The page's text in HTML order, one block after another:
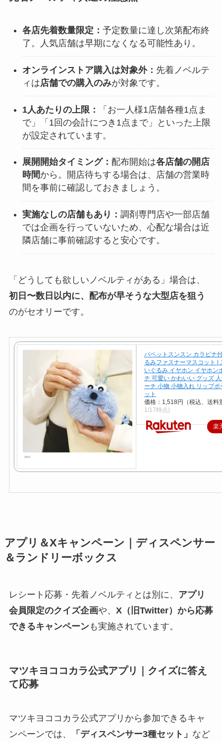
各店先着数量限定： 予定数量に達し次第配布終
了。人気店舗は早期になくなる可能性あり。
オンラインストア購入は対象外： 先着ノベルテ
ィは店舗での購入のみが対象です。
1人あたりの上限：
「お一人様1店舗各種1点ま
で」「1回の会計につき1点まで」といった上限
が設定されています。
展開開始タイミング： 配布開始は各店舗の開店
時間から。開店待ちする場合は、店舗の営業時
間を事前に確認しておきましょう。
実施なしの店舗もあり： 調剤専門店や一部店舗
では企画を行っていないため、心配な場合は近
隣店舗に事前確認すると安心です。
「どうしても欲しいノベルティがある」場合は、
初日〜数日以内に、配布が早そうな大型店を狙う
のがセオリーです。
パペットスンスン カラビナ
るみファスナーマスコット |
いぐるみ イヤホン イヤホン
チ 可愛い かわいい グッズ
ーチ 小物 小物入れ リップポ
ット
価格：1,518円（税込、送料
1/17時点)
楽
アプリ＆Xキャンペーン｜ディスペンサー
＆ランドリーボックス
レシート応募・先着ノベルティとは別に、 アプリ
会員限定のクイズ企画や、 X（旧Twitter）から応募
できるキャンペーンも実施されています。
マツキヨココカラ公式アプリ｜クイズに答え
て応募
マツキヨココカラ公式アプリから参加できるキャ
ンペーンでは、
「ディスペンサー3種セット」 など